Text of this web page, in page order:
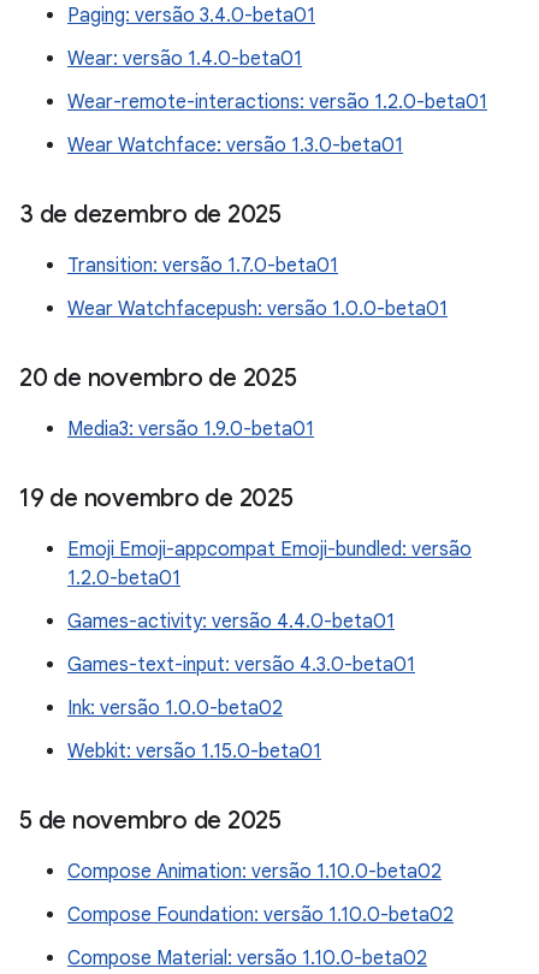
Paging: versão 3.4.0-beta01
Wear: versão 1.4.0-beta01
Wear-remote-interactions: versão 1.2.0-beta01
Wear Watchface: versão 1.3.0-beta01
3 de dezembro de 2025
Transition: versão 1.7.0-beta01
Wear Watchfacepush: versão 1.0.0-beta01
20 de novembro de 2025
Media3: versão 1.9.0-beta01
19 de novembro de 2025
Emoji Emoji-appcompat Emoji-bundled: versão
1.2.0-beta01
Games-activity: versão 4.4.0-beta01
Games-text-input: versão 4.3.0-beta01
Ink: versão 1.0.0-beta02
Webkit: versão 1.15.0-beta01
5 de novembro de 2025
Compose Animation: versão 1.10.0-beta02
Compose Foundation: versão 1.10.0-beta02
Compose Material: versão 1.10.0-beta02